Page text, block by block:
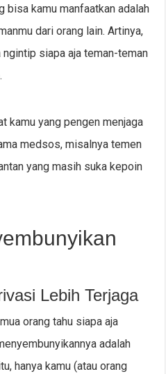
bisa kamu manfaatkan adalah
dari orang lain. Artinya,
siapa aja teman-teman
kamu yang pengen menjaga
medsos, misalnya temen
yang masih suka kepoin
Lebih Terjaga
orang tahu siapa aja
adalah
hanya kamu (atau orang